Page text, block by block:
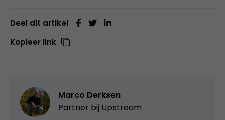
Deel dit artikel
Kopieer link
Marco Derksen
Partner bij Upstream